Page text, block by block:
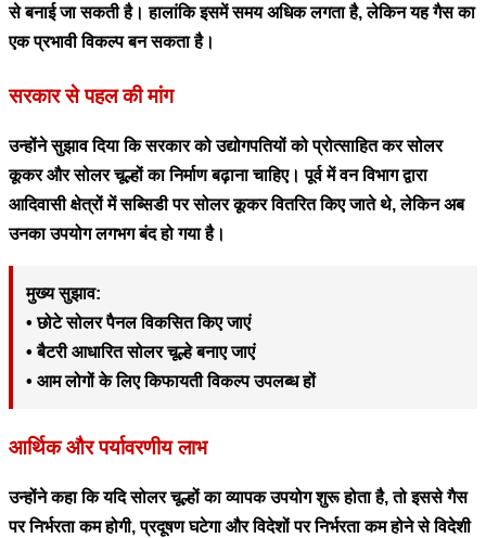
से बनाई जा सकती है। हालांकि इसमें समय अधिक लगता है, लेकिन यह गैस का
एक प्रभावी विकल्प बन सकता है।
सरकार से पहल की मांग
उन्होंने सुझाव दिया कि सरकार को उद्योगपतियों को प्रोत्साहित कर सोलर
कूकर और सोलर चूल्हों का निर्माण बढ़ाना चाहिए। पूर्व में वन विभाग द्वारा
आदिवासी क्षेत्रों में सब्सिडी पर सोलर कूकर वितरित किए जाते थे, लेकिन अब
उनका उपयोग लगभग बंद हो गया है।
मुख्य सुझाव:
• छोटे सोलर पैनल विकसित किए जाएं
• बैटरी आधारित सोलर चूल्हे बनाए जाएं
• आम लोगों के लिए किफायती विकल्प उपलब्ध हों
आर्थिक और पर्यावरणीय लाभ
उन्होंने कहा कि यदि सोलर चूल्हों का व्यापक उपयोग शुरू होता है, तो इससे गैस
पर निर्भरता कम होगी, प्रदूषण घटेगा और विदेशों पर निर्भरता कम होने से विदेशी